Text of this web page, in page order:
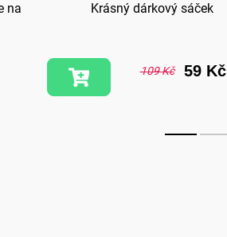
na
Krásný dárkový sáček
109 Kč 59 Kč